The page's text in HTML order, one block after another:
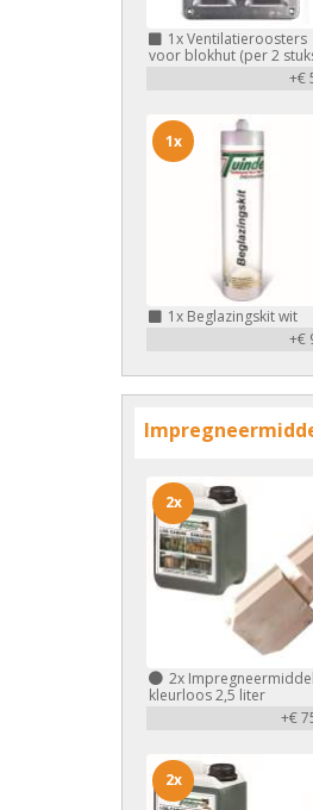
1xVentilatieroosters
voor blokhut (per 2
+€
1x Beglazingskit wit
+€
1x
2x Impregneermiddel
kleurloos 2,5 liter
+€
2x
2x